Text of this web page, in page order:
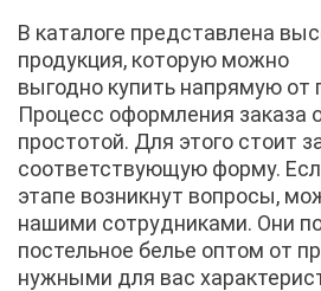
В каталоге представлена
продукция, которую можно
выгодно купить напрямую от
Процесс оформления заказа
простотой. Для этого стоит
соответствующую форму.
этапе возникнут вопросы,
нашими сотрудниками. Они
постельное белье оптом от
нужными для вас